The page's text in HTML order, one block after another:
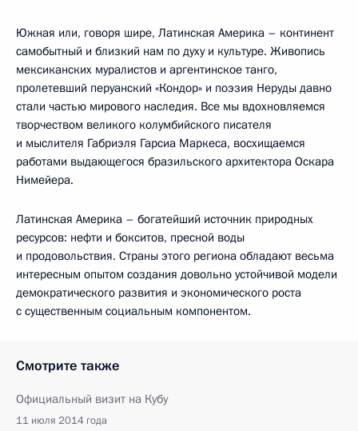
Южная или, говоря шире, Латинская Америка – континент
самобытный и близкий нам по духу и культуре. Живопись
мексиканских муралистов и аргентинское танго,
пролетевший перуанский «Кондор» и поэзия Неруды давно
стали частью мирового наследия. Все мы вдохновляемся
творчеством великого колумбийского писателя
и мыслителя Габриэля Гарсиа Маркеса, восхищаемся
работами выдающегося бразильского архитектора Оскара
Нимейера.
Латинская Америка – богатейший источник природных
ресурсов: нефти и бокситов, пресной воды
и продовольствия. Страны этого региона обладают весьма
интересным опытом создания довольно устойчивой модели
демократического развития и экономического роста
с существенным социальным компонентом.
Смотрите также
Официальный визит на Кубу
11 июля 2014 года